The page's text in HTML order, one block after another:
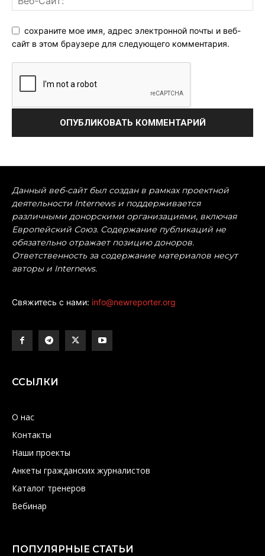
сохраните мое имя, адрес электронной почты и веб-
сайт в этом браузере для следующего комментария.
Данный веб-сайт был создан в рамках проектной
деятельности Internews и поддерживается
различными донорскими организациями, включая
Европейский Союз. Содержание публикаций не
обязательно отражает позицию доноров.
Ответственность за содержание материалов несут
авторы и Internews.
Свяжитесь с нами: info@newreporter.org
ССЫЛКИ
О нас
Контакты
Наши проекты
Анкеты гражданских журналистов
Каталог тренеров
Вебинар
ПОПУЛЯРНЫЕ СТАТЬИ